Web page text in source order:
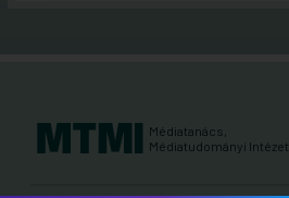
Médiatanács,
Médiatudományi Intézet